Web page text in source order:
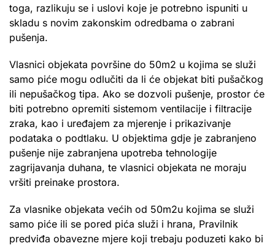
toga, razlikuju se i uslovi koje je potrebno ispuniti u
skladu s novim zakonskim odredbama o zabrani
pušenja.
Vlasnici objekata površine do 50m2 u kojima se služi
samo piće mogu odlučiti da li će objekat biti pušačkog
ili nepušačkog tipa. Ako se dozvoli pušenje, prostor će
biti potrebno opremiti sistemom ventilacije i filtracije
zraka, kao i uređajem za mjerenje i prikazivanje
podataka o podtlaku. U objektima gdje je zabranjeno
pušenje nije zabranjena upotreba tehnologije
zagrijavanja duhana, te vlasnici objekata ne moraju
vršiti preinake prostora.
Za vlasnike objekata većih od 50m2u kojima se služi
samo piće ili se pored pića služi i hrana, Pravilnik
predviđa obavezne mjere koji trebaju poduzeti kako bi